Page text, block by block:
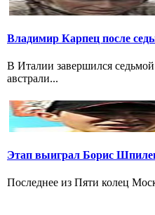
Владимир Карпец после
В Италии завершился
австрали...
Этап выиграл Борис
Последнее из Пяти колец